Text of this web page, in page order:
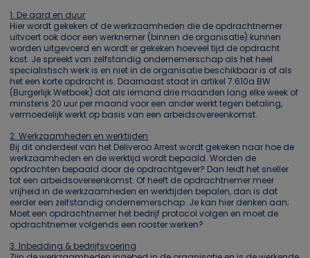
1. De aard en duur
Hier wordt gekeken of de werkzaamheden die de opdrachtnemer
uitvoert ook door een werknemer (binnen de organisatie) kunnen
worden uitgevoerd en wordt er gekeken hoeveel tijd de opdracht
kost. Je spreekt van zelfstandig ondernemerschap als het heel
specialistisch werk is en niet in de organisatie beschikbaar is of als
het een korte opdracht is. Daarnaast staat in artikel 7:610a BW
(Burgerlijk Wetboek) dat als iemand drie maanden lang elke week of
minstens 20 uur per maand voor een ander werkt tegen betaling,
vermoedelijk werkt op basis van een arbeidsovereenkomst.
2. Werkzaamheden en werktijden
Bij dit onderdeel van het Deliveroo Arrest wordt gekeken naar hoe de
werkzaamheden en de werktijd wordt bepaald. Worden de
opdrachten bepaald door de opdrachtgever? Dan leidt het sneller
tot een arbeidsovereenkomst. Of heeft de opdrachtnemer meer
vrijheid in de werkzaamheden en werktijden bepalen, dan is dat
eerder een zelfstandig ondernemerschap. Je kan hier denken aan;
Moet een opdrachtnemer het bedrijf protocol volgen en moet de
opdrachtnemer volgends een rooster werken?
3. Inbedding & bedrijfsvoering